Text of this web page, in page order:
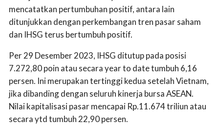
mencatatkan pertumbuhan positif, antara lain
ditunjukkan dengan perkembangan tren pasar saham
dan IHSG terus bertumbuh positif.
Per 29 Desember 2023, IHSG ditutup pada posisi
7.272,80 poin atau secara year to date tumbuh 6,16
persen. Ini merupakan tertinggi kedua setelah Vietnam,
jika dibanding dengan seluruh kinerja bursa ASEAN.
Nilai kapitalisasi pasar mencapai Rp.11.674 triliun atau
secara ytd tumbuh 22,90 persen.